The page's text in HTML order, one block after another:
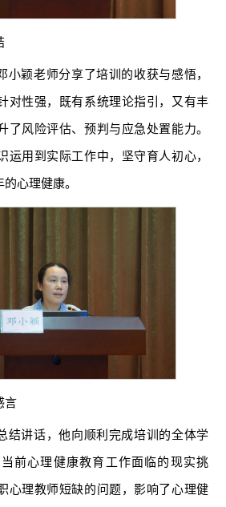
小颖老师分享了培训的收获与感悟，
对性强，既有系统理论指引，又有丰
了风险评估、预判与应急处置能力。
运用到实际工作中，坚守育人初心，
心理健康。
言
结讲话，他向顺利完成培训的全体学
前心理健康教育工作面临的现实挑
心理教师短缺的问题，影响了心理健